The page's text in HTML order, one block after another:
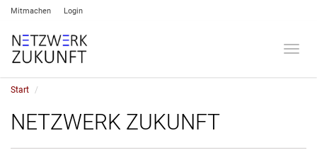
Mitmachen Login
Start
NETZWERK ZUKUNFT